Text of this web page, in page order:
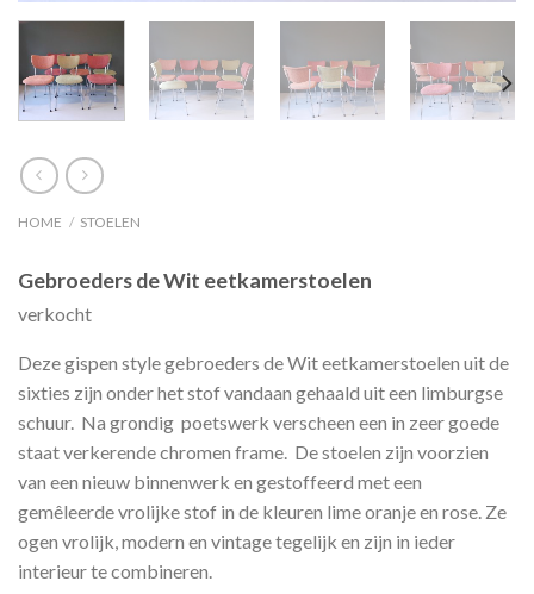
HOME / STOELEN
Gebroeders de Wit eetkamerstoelen
verkocht
Deze gispen style gebroeders de Wit eetkamerstoelen uit de
sixties zijn onder het stof vandaan gehaald uit een limburgse
schuur. Na grondig poetswerk verscheen een in zeer goede
staat verkerende chromen frame. De stoelen zijn voorzien
van een nieuw binnenwerk en gestoffeerd met een
gemêleerde vrolijke stof in de kleuren lime oranje en rose. Ze
ogen vrolijk, modern en vintage tegelijk en zijn in ieder
interieur te combineren.